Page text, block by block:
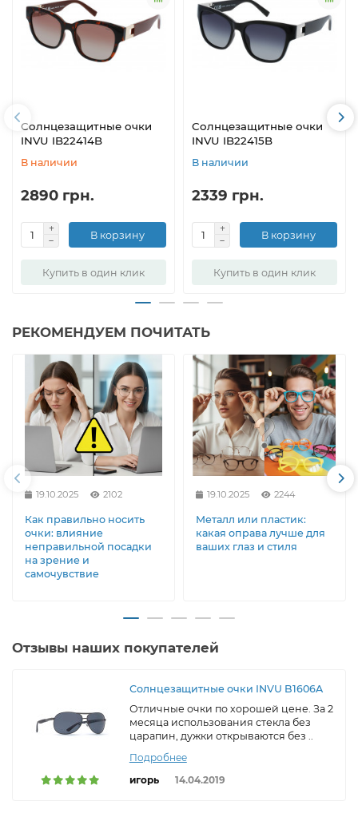
Солнцезащитные очки
INVU IB22414B
В наличии
2890 грн.
В корзину
Купить в один клик
Солнцезащитные очки
INVU IB22415B
В наличии
2339 грн.
В корзину
Купить в один клик
РЕКОМЕНДУЕМ ПОЧИТАТЬ
19.10.2025 2102
Как правильно носить
очки: влияние
неправильной посадки
на зрение и
самочувствие
19.10.2025 2244
Металл или пластик:
какая оправа лучше для
ваших глаз и стиля
Отзывы наших покупателей
Солнцезащитные очки INVU B1606A
Отличные очки по хорошей цене. За 2
месяца использования стекла без
царапин, дужки открываются без ..
Подробнее
игорь
14.04.2019